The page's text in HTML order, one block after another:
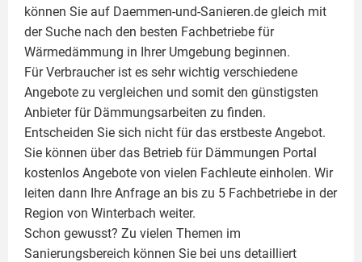
können Sie auf Daemmen-und-Sanieren.de gleich mit
der Suche nach den besten Fachbetriebe für
Wärmedämmung in Ihrer Umgebung beginnen.
Für Verbraucher ist es sehr wichtig verschiedene
Angebote zu vergleichen und somit den günstigsten
Anbieter für Dämmungsarbeiten zu finden.
Entscheiden Sie sich nicht für das erstbeste Angebot.
Sie können über das Betrieb für Dämmungen Portal
kostenlos Angebote von vielen Fachleute einholen. Wir
leiten dann Ihre Anfrage an bis zu 5 Fachbetriebe in der
Region von Winterbach weiter.
Schon gewusst? Zu vielen Themen im
Sanierungsbereich können Sie bei uns detailliert